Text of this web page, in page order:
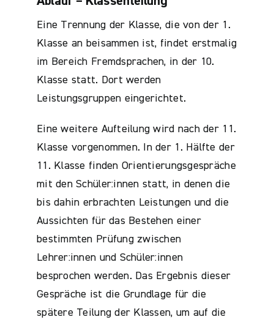
Eine Trennung der Klasse, die von der 1.
Klasse an beisammen ist, findet erstmalig
im Bereich Fremdsprachen, in der 10.
Klasse statt. Dort werden
Leistungsgruppen eingerichtet.
Eine weitere Aufteilung wird nach der 11.
Klasse vorgenommen. In der 1. Hälfte der
11. Klasse finden Orientierungsgespräche
mit den Schüler:innen statt, in denen die
bis dahin erbrachten Leistungen und die
Aussichten für das Bestehen einer
bestimmten Prüfung zwischen
Lehrer:innen und Schüler:innen
besprochen werden. Das Ergebnis dieser
Gespräche ist die Grundlage für die
spätere Teilung der Klassen, um auf die